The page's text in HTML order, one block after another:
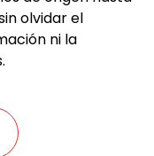
olvidar el
ni la